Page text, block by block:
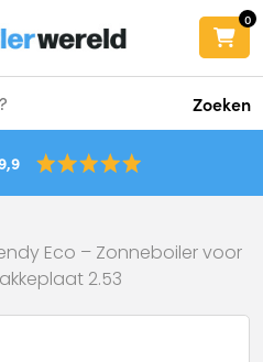
0
Zoeken
Eco – Zonneboiler voor
2.53